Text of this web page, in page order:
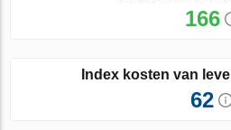
166
Index kosten van
62